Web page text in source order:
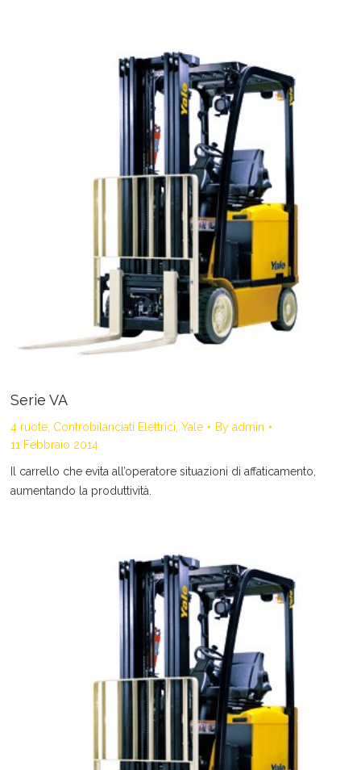
Serie VA
4 ruote, Controbilanciati Elettrici Yale By admin
11 Febbraio 2014
Il carrello che evita all’operatore situazioni di affaticamento,
aumentando la produttività.